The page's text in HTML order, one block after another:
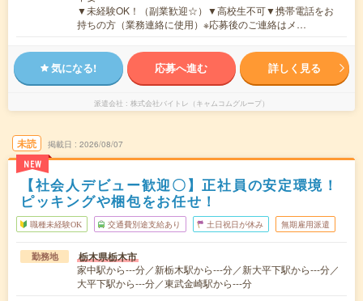
▼未経験OK！（副業歓迎☆）▼高校生不可▼携帯電話をお
持ちの方（業務連絡に使用）※応募後のご連絡はメ…
気になる! 応募へ進む 詳しく見る
派遣会社 株式会社バイトレ（キャムコムグループ）
未読
NEW
掲載日 2026/08/07
【社会人デビュー歓迎〇】正社員の安定環境！
ピッキングや梱包をお任せ！
職種未経験OK 交通費別途支給あり 土日祝日が休み 無期雇用派遣
勤務地 栃木県栃木市
家中駅から---分／新栃木駅から---分／新大平下駅から---分／
大平下駅から---分／東武金崎駅から---分